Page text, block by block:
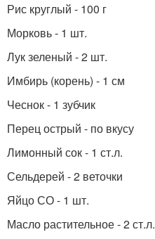
Рис круглый - 100 г
Морковь - 1 шт.
Лук зеленый - 2 шт.
Имбирь (корень) - 1 см
Чеснок - 1 зубчик
Перец острый - по вкусу
Лимонный сок - 1 ст.л.
Сельдерей - 2 веточки
Яйцо СО - 1 шт.
Масло растительное - 2 ст.л.